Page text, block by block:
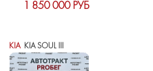
1 850 000 РУБ
KIAKIA SOUL III